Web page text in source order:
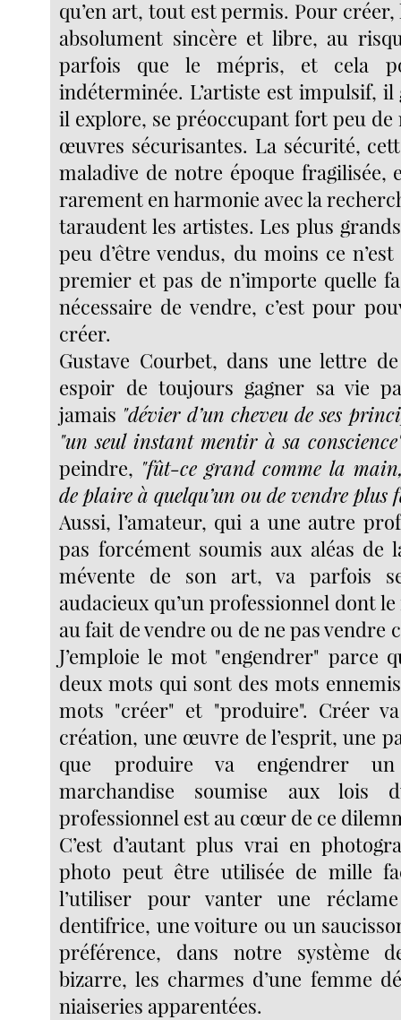
qu’en art, tout est permis. Pour
absolument sincère et libre, au
parfois que le mépris, et cela
indéterminée. L’artiste est impulsif,
il explore, se préoccupant fort peu
œuvres sécurisantes. La sécurité,
maladive de notre époque fragilisée,
rarement en harmonie avec la
taraudent les artistes. Les plus
peu d’être vendus, du moins ce
premier et pas de n’importe quelle
nécessaire de vendre, c’est pour
créer.
Gustave Courbet, dans une lettre
espoir de toujours gagner sa vie
jamais "dévier d’un cheveu de ses
"un seul instant mentir à sa
peindre, "fût-ce grand comme la
de plaire à quelqu’un ou de vendre plus
Aussi, l’amateur, qui a une autre
pas forcément soumis aux aléas de
mévente de son art, va parfois
audacieux qu’un professionnel dont
au fait de vendre ou de ne pas vendre
J’emploie le mot "engendrer" parce
deux mots qui sont des mots
mots "créer" et "produire". Créer
création, une œuvre de l’esprit, une
que produire va engendrer
marchandise soumise aux lois
professionnel est au cœur de ce
C’est d’autant plus vrai en
photo peut être utilisée de mille
l’utiliser pour vanter une
dentifrice, une voiture ou un
préférence, dans notre système
bizarre, les charmes d’une femme
niaiseries apparentées.